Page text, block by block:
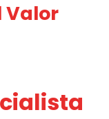
Valor